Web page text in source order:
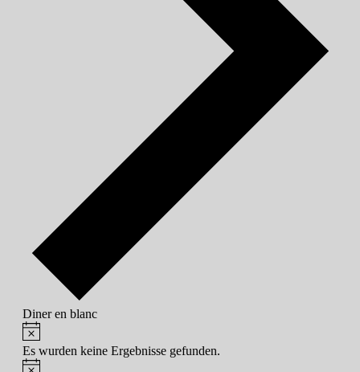
Diner en blanc
Veranstaltungen
Hinweis
Es wurden keine Ergebnisse gefunden.
Hinweis